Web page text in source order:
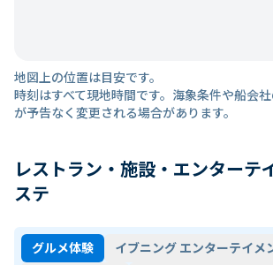
地図上の位置は目安です。
時刻はすべて現地時間です。海象条件や船会
が予告なく変更される場合があります。
レストラン・施設・エンターテ
ステ
グルメ体験
イブニング エンターテイメ